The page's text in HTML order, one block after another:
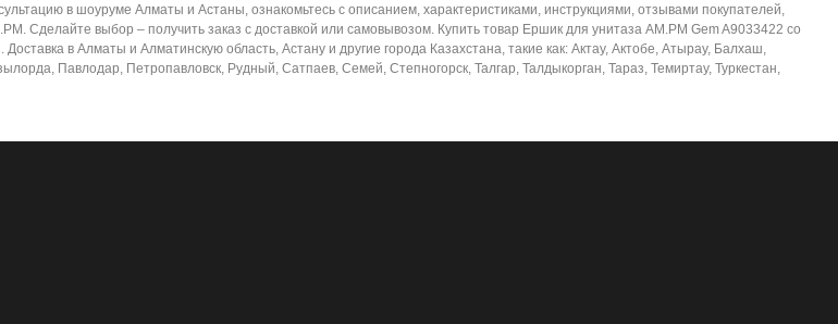
в шоуруме Алматы и Астаны, ознакомьтесь с описанием, характеристиками, инструкциями, отзывами покупателей,
Сделайте выбор – получить заказ с доставкой или самовывозом. Купить товар Ершик для унитаза AM.PM Gem A9033422 со
в Алматы и Алматинскую область, Астану и другие города Казахстана, такие как: Актау, Актобе, Атырау, Балхаш,
Павлодар, Петропавловск, Рудный, Сатпаев, Семей, Степногорск, Талгар, Талдыкорган, Тараз, Темиртау, Туркестан,